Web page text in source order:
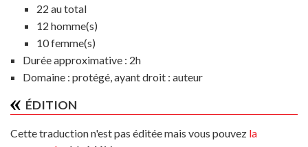
22 au total
12 homme(s)
10 femme(s)
Durée approximative : 2h
Domaine : protégé, ayant droit : auteur
ÉDITION
Cette traduction n'est pas éditée mais vous pouvez la